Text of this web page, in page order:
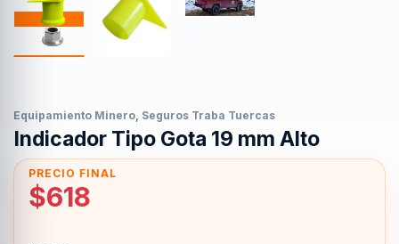
Equipamiento Minero Seguros Traba Tuercas
Indicador Tipo Gota 19 mm Alto
$618